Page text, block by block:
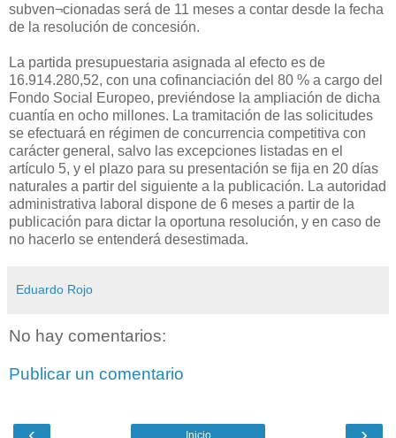
subven¬cionadas será de 11 meses a contar desde la fecha
de la resolución de concesión.
La partida presupuestaria asignada al efecto es de
16.914.280,52, con una cofinanciación del 80 % a cargo del
Fondo Social Europeo, previéndose la ampliación de dicha
cuantía en ocho millones. La tramitación de las solicitudes
se efectuará en régimen de concurrencia competitiva con
carácter general, salvo las excepciones listadas en el
artículo 5, y el plazo para su presentación se fija en 20 días
naturales a partir del siguiente a la publicación. La autoridad
administrativa laboral dispone de 6 meses a partir de la
publicación para dictar la oportuna resolución, y en caso de
no hacerlo se entenderá desestimada.
Eduardo Rojo
No hay comentarios:
Publicar un comentario
Inicio